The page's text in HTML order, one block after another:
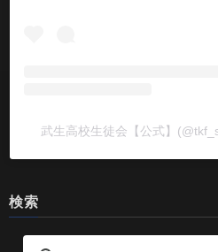
武生高校生徒会【公式】
検索